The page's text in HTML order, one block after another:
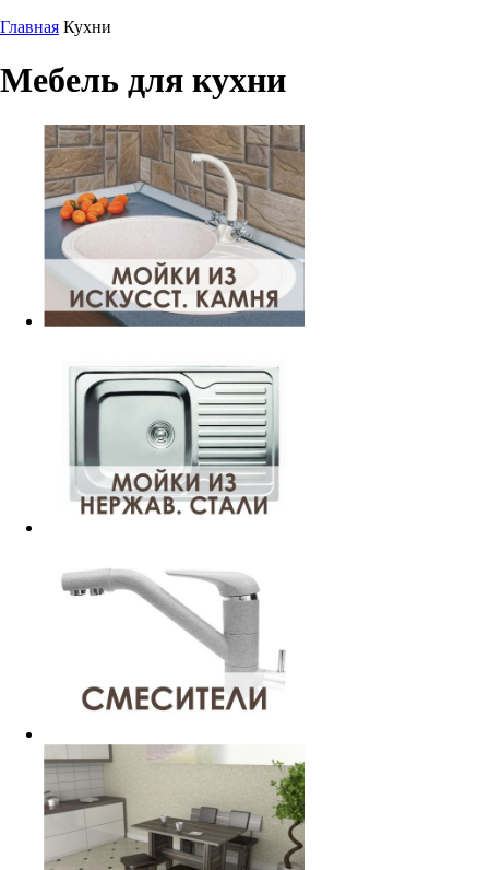
Главная Кухни
Мебель для кухни